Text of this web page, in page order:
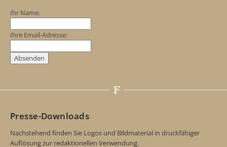
Ihr Name:
Ihre Email-Adresse:
Presse-Downloads
Nachstehend finden Sie Logos und Bildmaterial in druckfähiger
Auflösung zur redaktionellen Verwendung.